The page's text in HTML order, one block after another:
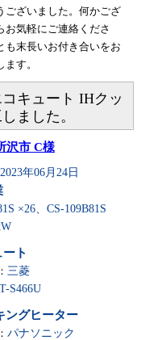
ございました。何かござ
お気軽にご連絡くださ
も末長いお付き合いをお
す。
キュート IHクッ
ました。
沢市 C様
年06月24日
×26、CS-109B81S
ト
三菱
S466U
ングヒーター
パナソニック